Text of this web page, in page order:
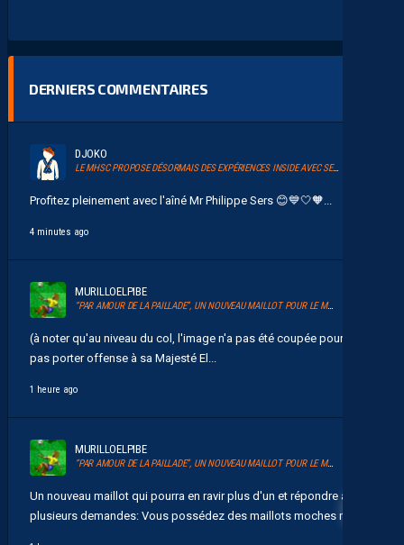
DERNIERS COMMENTAIRES
DJOKO
LE MHSC PROPOSE DÉSORMAIS DES EXPÉRIENCES INSIDE AVEC SERSOU
Profitez pleinement avec l'aîné Mr Philippe Sers 😊💙🤍🧡...
4 minutes ago
MURILLOELPIBE
“PAR AMOUR DE LA PAILLADE”, UN NOUVEAU MAILLOT POUR LE MHSC
(à noter qu'au niveau du col, l'image n'a pas été coupée pour ne
pas porter offense à sa Majesté El...
1 heure ago
MURILLOELPIBE
“PAR AMOUR DE LA PAILLADE”, UN NOUVEAU MAILLOT POUR LE MHSC
Un nouveau maillot qui pourra en ravir plus d'un et répondre à
plusieurs demandes: Vous possédez des maillots moches mais...